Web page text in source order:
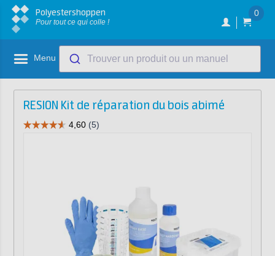
Polyestershoppen
Pour tout ce qui colle !
0
Menu Trouver un produit ou un manuel
RESION Kit de réparation du bois abimé